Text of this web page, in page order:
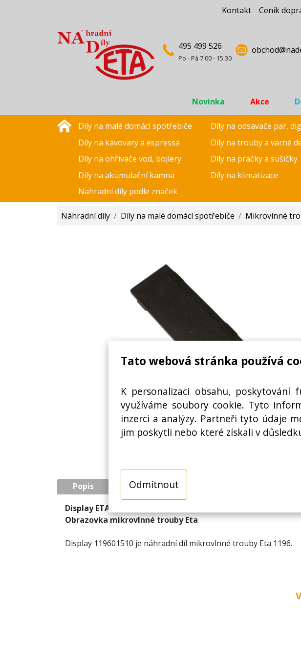
Tato webová stránka používá
K personalizaci obsahu, poskytování
využíváme soubory cookie. Tyto
inzerci a analýzy. Partneři tyto údaje
jim poskytli nebo které získali v
Odmítnout
Kontakt Ceník
495 499 526
Po - Pá 7:00 - 15:30
Novinka Akce
Díly na malé domácí spotřebiče Díly na odsavače par,
Díly na kávovary a espressa
Díly na trouby a varné
Díly na ohřívače vod, bojlery
Díly na pračky a sušičky
Díly na akumulační kamna
Díly na klimatizace
Nahradní díly podle značek
Náhradní díly / Díly na malé domácí spotřebiče / Mikrovlnné
OBRAZOVKA MIKROVLNNÉ TROUBY ETA
Popis
Display ETA 1196 01510
Obrazovka mikrovlnné trouby Eta
Display 119601510 je náhradní díl mikrovlnné trouby Eta 1196.